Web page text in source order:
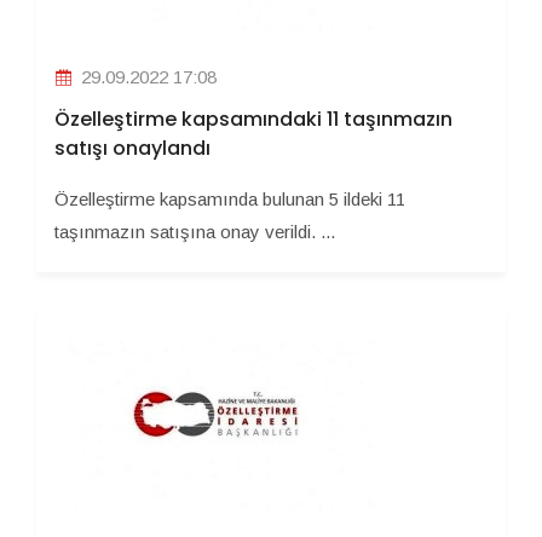
29.09.2022 17:08
Özelleştirme kapsamındaki 11 taşınmazın
satışı onaylandı
Özelleştirme kapsamında bulunan 5 ildeki 11
taşınmazın satışına onay verildi. ...